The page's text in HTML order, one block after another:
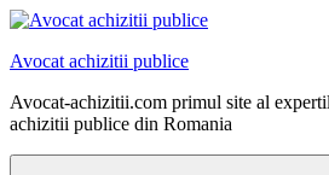
Skip
content
Avocat achizitii publice
Avocat-achizitii.com primul site al
achizitii publice din Romania